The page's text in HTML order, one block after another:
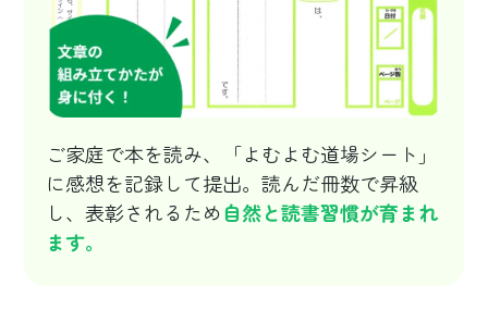
ご家庭で本を読み、「よむよむ道場シート」
に感想を記録して提出。読んだ冊数で昇級
し、表彰されるため自然と読書習慣が育まれ
ます。